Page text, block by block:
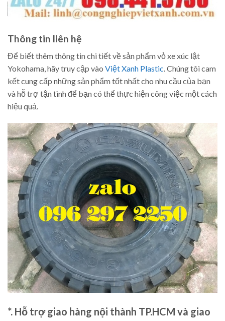
Thông tin liên hệ
Để biết thêm thông tin chi tiết về sản phẩm vỏ xe xúc lật
Yokohama, hãy truy cập vào Việt Xanh Plastic. Chúng tôi cam
kết cung cấp những sản phẩm tốt nhất cho nhu cầu của bạn
và hỗ trợ tận tình để bạn có thể thực hiện công việc một cách
hiệu quả.
*. Hỗ trợ giao hàng nội thành TP.HCM và giao